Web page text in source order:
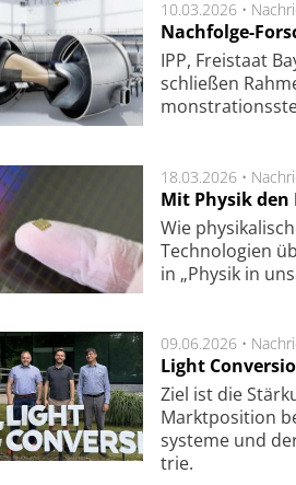
10.03.2026 •
Nachfolge-
IPP, Frei­staat
schließen
18.03.2026 •
Mit Physik
Wie
Technologien
in „Physik in
09.06.2026 •
Light
Ziel ist die
Markt­po­si­tion
sys­te­me und
trie.